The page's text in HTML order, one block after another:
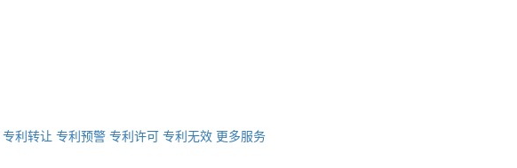
专利转让 专利预警 专利许可 专利无效 更多服务